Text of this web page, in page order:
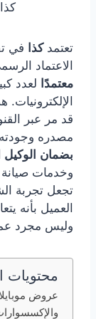
تعتمدكذا
في
الاعتماد
معتمدًا لعدد
قد مر عبر
مصدره
بضمان
وخدمات
تجعل تجربة
العميل بأنه
وليس مجرد
محتويات
عروض